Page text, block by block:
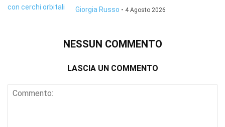
Giorgia Russo - 4 Agosto 2026
NESSUN COMMENTO
LASCIA UN COMMENTO